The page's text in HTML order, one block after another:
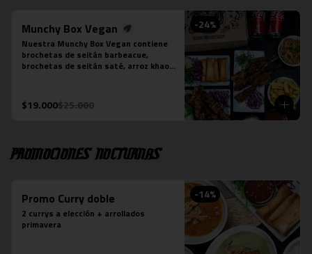
-24%
Munchy Box Vegan
Nuestra Munchy Box Vegan contiene
brochetas de seitán barbeacue,
brochetas de seitán saté, arroz khao
bebidas en lata a tu elección.
$19.000$25.000
Promociones nocturnas
-14%
Promo Curry doble
2 currys a elección + arrollados
primavera